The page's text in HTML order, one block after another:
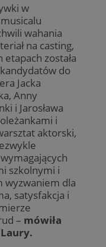
w
wahania
na casting,
etapach została
do
Jacka
Anny
i Jarosława
i
aktorski,
szkolnymi i
wyzwaniem dla
satysfakcja i
– mówiła